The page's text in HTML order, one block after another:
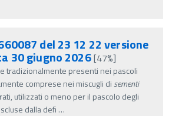
del 23 12 22 versione
30 giugno 2026[47%]
tradizionalmente presenti nei pascoli
comprese nei miscugli di sementi
utilizzati o meno per il pascolo degli
dalla defi …